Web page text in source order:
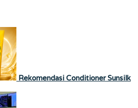
Rekomendasi Conditioner Sunsilk